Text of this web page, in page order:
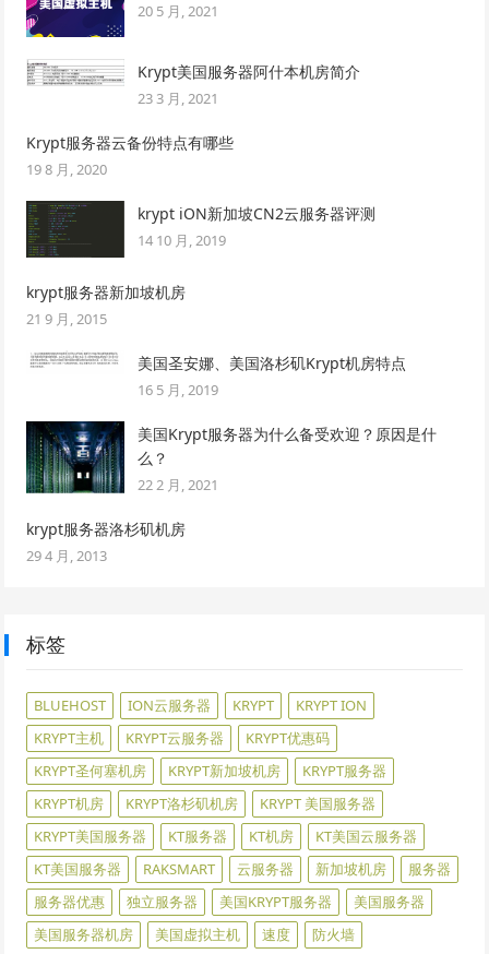
20 5 月, 2021
Krypt美国服务器阿什本机房简介
23 3 月, 2021
Krypt服务器云备份特点有哪些
19 8 月, 2020
krypt iON新加坡CN2云服务器评测
14 10 月, 2019
krypt服务器新加坡机房
21 9 月, 2015
美国圣安娜、美国洛杉矶Krypt机房特点
16 5 月, 2019
美国Krypt服务器为什么备受欢迎？原因是什
么？
22 2 月, 2021
krypt服务器洛杉矶机房
29 4 月, 2013
标签
BLUEHOST ION云服务器 KRYPT
KRYPT ION
KRYPT主机
KRYPT云服务器
KRYPT优惠码
KRYPT圣何塞机房
KRYPT新加坡机房
KRYPT服务器
KRYPT机房
KRYPT洛杉矶机房
KRYPT 美国服务器
KRYPT美国服务器
KT服务器 KT机房
KT美国云服务器
KT美国服务器
RAKSMART 云服务器 新加坡机房
服务器
服务器优惠
独立服务器 美国KRYPT服务器
美国服务器
美国服务器机房
美国虚拟主机 速度 防火墙